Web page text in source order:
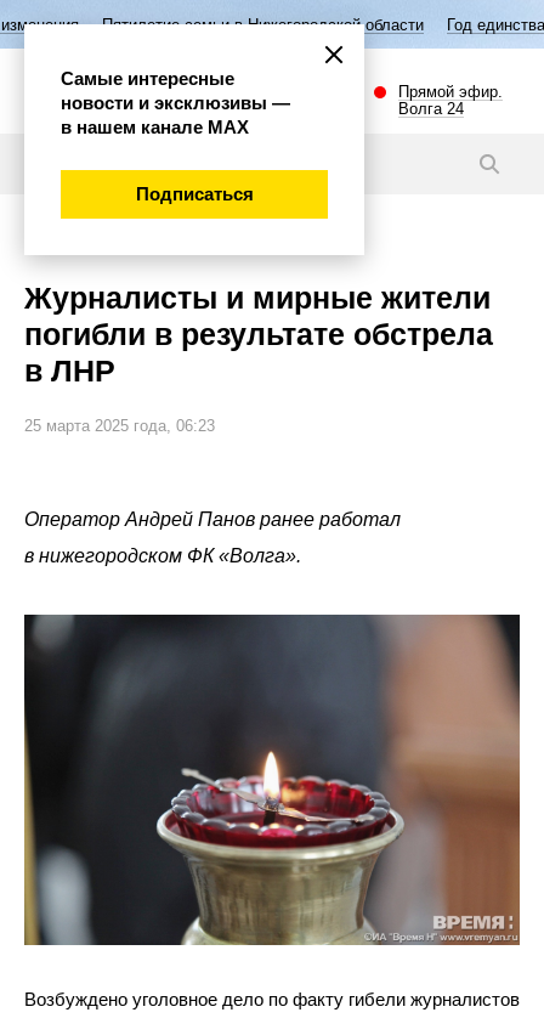
семьи в Нижегородской области Год единства народов России
Прямой эфир.
Волга 24
Журналисты и мирные жители
погибли в результате обстрела
в ЛНР
25 марта 2025 года, 06:23
Оператор Андрей Панов ранее работал
в нижегородском ФК «Волга».
Возбуждено уголовное дело по факту гибели журналистов
Самые интересные
новости и эксклюзивы —
в нашем канале МАХ
Подписаться